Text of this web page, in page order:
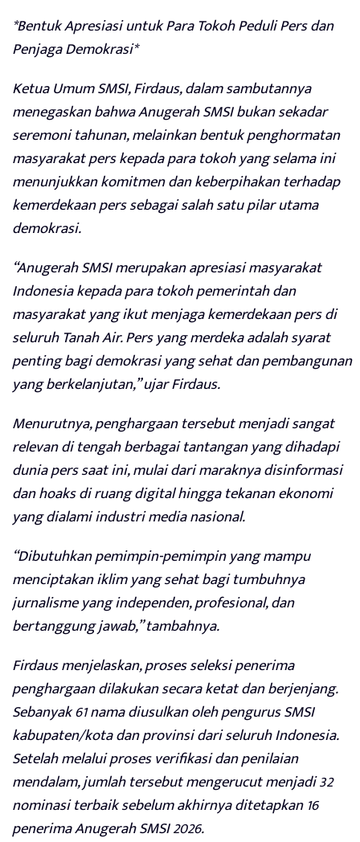
*Bentuk Apresiasi untuk Para Tokoh Peduli Pers dan
Penjaga Demokrasi*
Ketua Umum SMSI, Firdaus, dalam sambutannya
menegaskan bahwa Anugerah SMSI bukan sekadar
seremoni tahunan, melainkan bentuk penghormatan
masyarakat pers kepada para tokoh yang selama ini
menunjukkan komitmen dan keberpihakan terhadap
kemerdekaan pers sebagai salah satu pilar utama
demokrasi.
“Anugerah SMSI merupakan apresiasi masyarakat
Indonesia kepada para tokoh pemerintah dan
masyarakat yang ikut menjaga kemerdekaan pers di
seluruh Tanah Air. Pers yang merdeka adalah syarat
penting bagi demokrasi yang sehat dan pembangunan
yang berkelanjutan,” ujar Firdaus.
Menurutnya, penghargaan tersebut menjadi sangat
relevan di tengah berbagai tantangan yang dihadapi
dunia pers saat ini, mulai dari maraknya disinformasi
dan hoaks di ruang digital hingga tekanan ekonomi
yang dialami industri media nasional.
“Dibutuhkan pemimpin-pemimpin yang mampu
menciptakan iklim yang sehat bagi tumbuhnya
jurnalisme yang independen, profesional, dan
bertanggung jawab,” tambahnya.
Firdaus menjelaskan, proses seleksi penerima
penghargaan dilakukan secara ketat dan berjenjang.
Sebanyak 61 nama diusulkan oleh pengurus SMSI
kabupaten/kota dan provinsi dari seluruh Indonesia.
Setelah melalui proses verifikasi dan penilaian
mendalam, jumlah tersebut mengerucut menjadi 32
nominasi terbaik sebelum akhirnya ditetapkan 16
penerima Anugerah SMSI 2026.